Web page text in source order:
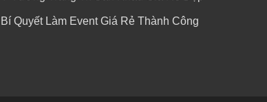
Bí Quyết Làm Event Giá Rẻ Thành Công